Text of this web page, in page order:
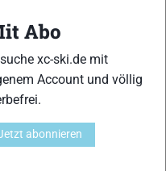
AUT 00.02.02,75
GRE 00.02.02,98
Abo
xc-ski.de mit
Account und völlig
abonnieren